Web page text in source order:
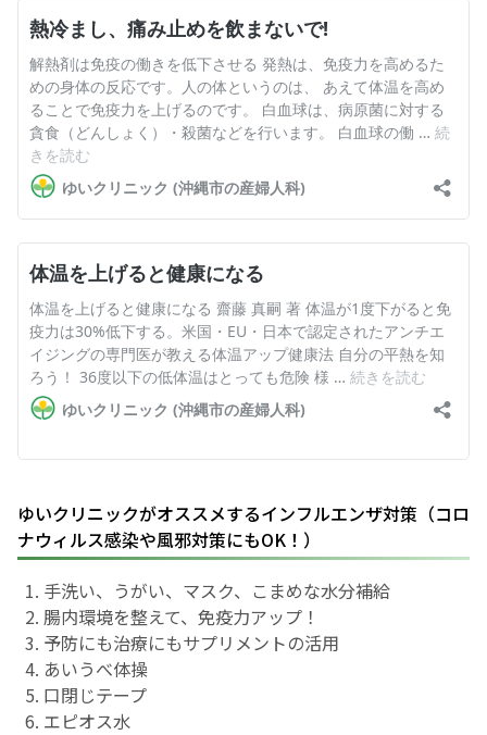
ゆいクリニックがオススメするインフルエンザ対策（コロ
ナウィルス感染や風邪対策にもOK！）
手洗い、うがい、マスク、こまめな水分補給
腸内環境を整えて、免疫力アップ！
予防にも治療にもサプリメントの活用
あいうべ体操
口閉じテープ
エピオス水